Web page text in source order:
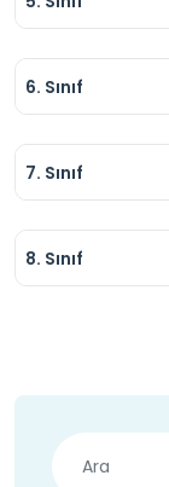
6. Sınıf
7. Sınıf
8. Sınıf